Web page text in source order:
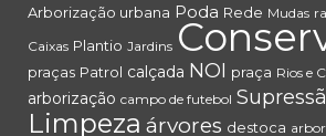
Arborização urbana Poda Rede Mudas
Caixas Plantio Jardins
praças Patrol calçada NOI praça Rios e
arborização campo de futebol
Limpeza árvores destoca